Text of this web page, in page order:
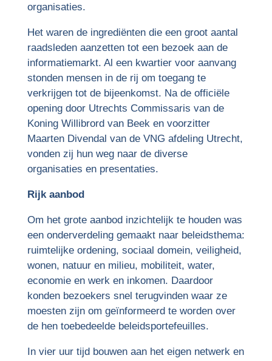
organisaties.
Het waren de ingrediënten die een groot aantal
raadsleden aanzetten tot een bezoek aan de
informatiemarkt. Al een kwartier voor aanvang
stonden mensen in de rij om toegang te
verkrijgen tot de bijeenkomst. Na de officiële
opening door Utrechts Commissaris van de
Koning Willibrord van Beek en voorzitter
Maarten Divendal van de VNG afdeling Utrecht,
vonden zij hun weg naar de diverse
organisaties en presentaties.
Rijk aanbod
Om het grote aanbod inzichtelijk te houden was
een onderverdeling gemaakt naar beleidsthema:
ruimtelijke ordening, sociaal domein, veiligheid,
wonen, natuur en milieu, mobiliteit, water,
economie en werk en inkomen. Daardoor
konden bezoekers snel terugvinden waar ze
moesten zijn om geïnformeerd te worden over
de hen toebedeelde beleidsportefeuilles.
In vier uur tijd bouwen aan het eigen netwerk en